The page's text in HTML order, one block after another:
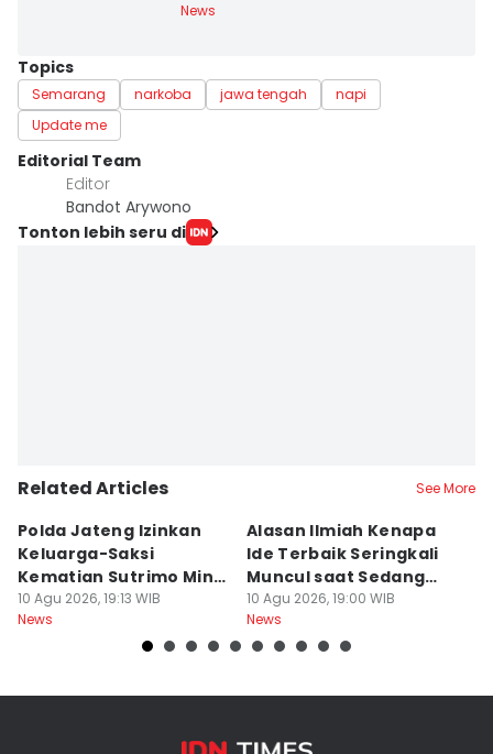
News
Topics
Semarang narkoba jawa tengah
napi
Update me
Editorial Team
Editor
Bandot Arywono
Tonton lebih seru di
Related Articles See More
Polda Jateng Izinkan
Keluarga-Saksi
Kematian Sutrimo Minta
BKO LPSK
10 Agu 2026, 19:13 WIB
News
Alasan Ilmiah Kenapa
Ide Terbaik Seringkali
Muncul saat Sedang
Mandi, Bukan di Depan
Laptop
10 Agu 2026, 19:00 WIB
News